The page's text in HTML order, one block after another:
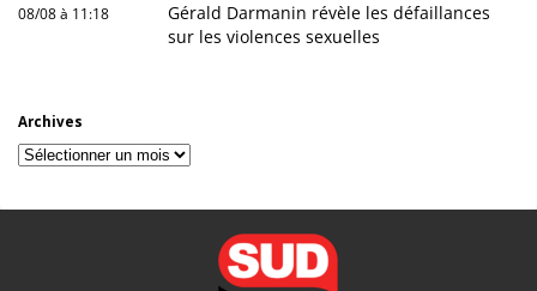
08/08 à 11:18
Gérald Darmanin révèle les défaillances
sur les violences sexuelles
Archives
Archives